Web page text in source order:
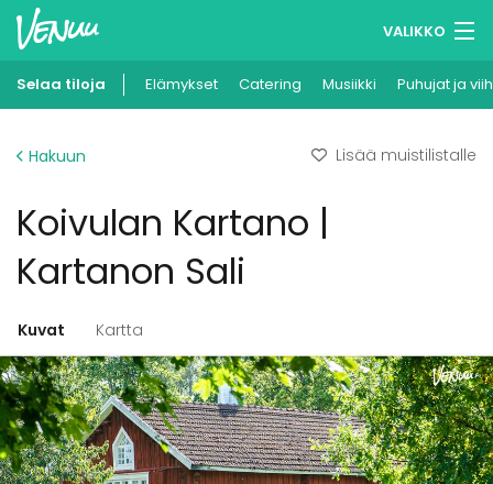
VALIKKO
Muistilistasi
Ilmoita kohteesi
Selaa tiloja Elämykset Catering Musiikki Puhujat ja
Hakuun Lisää muistilistalle
Koivulan Kartano |
Kartanon Sali
Kuvat Kartta